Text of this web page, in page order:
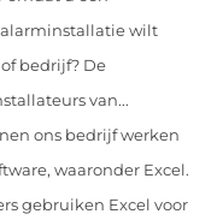
alarminstallatie wilt
bedrijf? De
van...
ons bedrijf werken
waaronder Excel.
gebruiken Excel voor